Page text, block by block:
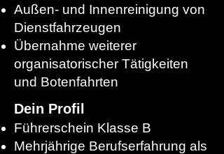
Außen- und Innenreinigung von
Dienstfahrzeugen
Übernahme weiterer
organisatorischer Tätigkeiten
und Botenfahrten
Dein Profil
Führerschein Klasse B
Mehrjährige Berufserfahrung als